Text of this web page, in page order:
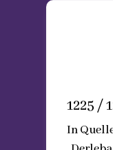
1225 /
In